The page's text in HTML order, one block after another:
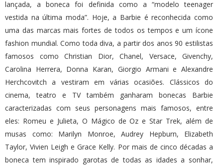
lançada, a boneca foi definida como a “modelo teenager
vestida na última moda”. Hoje, a Barbie é reconhecida como
uma das marcas mais fortes de todos os tempos e um ícone
fashion mundial. Como toda diva, a partir dos anos 90 estilistas
famosos como Christian Dior, Chanel, Versace, Givenchy,
Carolina Herrera, Donna Karan, Giorgio Armani e Alexandre
Herchcovitch a vestiram em várias ocasiões. Clássicos do
cinema, teatro e TV também ganharam bonecas Barbie
caracterizadas com seus personagens mais famosos, entre
eles: Romeu e Julieta, O Mágico de Oz e Star Trek, além de
musas como: Marilyn Monroe, Audrey Hepburn, Elizabeth
Taylor, Vivien Leigh e Grace Kelly. Por mais de cinco décadas a
boneca tem inspirado garotas de todas as idades a sonhar,